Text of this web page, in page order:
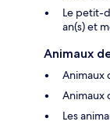
Le petit-
an(s) et
Animaux
Animaux
Animaux
Les